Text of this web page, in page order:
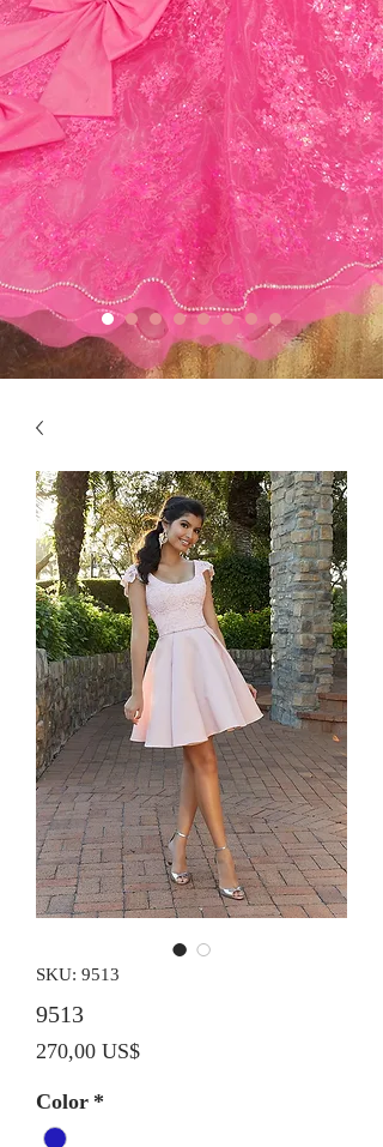
SKU: 9513
9513
270,00 US$Precio
Color *